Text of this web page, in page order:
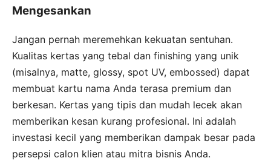
Mengesankan
Jangan pernah meremehkan kekuatan sentuhan.
Kualitas kertas yang tebal dan finishing yang unik
(misalnya, matte, glossy, spot UV, embossed) dapat
membuat kartu nama Anda terasa premium dan
berkesan. Kertas yang tipis dan mudah lecek akan
memberikan kesan kurang profesional. Ini adalah
investasi kecil yang memberikan dampak besar pada
persepsi calon klien atau mitra bisnis Anda.